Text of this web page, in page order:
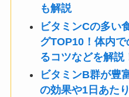
も解説
ビタミンCの多い
グTOP10！体内
るコツなどを解説
ビタミンB群が豊
の効果や1日あた